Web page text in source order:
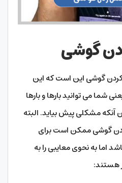
گوشی
گوشی این است که این
شما می توانید بارها و بارها
مشکلی پیش بیاید. البته
گوشی ممکن است برای
اما به نحوی معایبی را به
هستند: